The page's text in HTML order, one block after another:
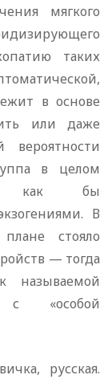
мягкого
таких
в основе
или даже
в целом
как бы
В
стояло
— тогда
называемой
с «особой
русская.